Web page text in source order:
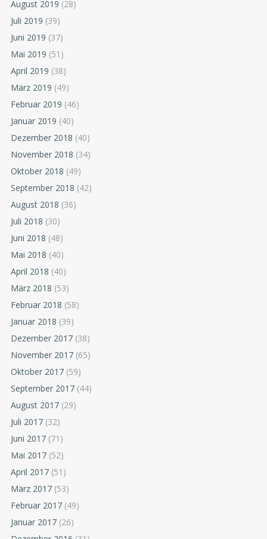
August 2019 (28)
Juli 2019 (39)
Juni 2019 (37)
Mai 2019 (51)
April 2019 (38)
März 2019 (49)
Februar 2019 (46)
Januar 2019 (40)
Dezember 2018 (40)
November 2018 (34)
Oktober 2018 (49)
September 2018 (42)
August 2018 (36)
Juli 2018 (30)
Juni 2018 (48)
Mai 2018 (40)
April 2018 (40)
März 2018 (53)
Februar 2018 (58)
Januar 2018 (39)
Dezember 2017 (38)
November 2017 (65)
Oktober 2017 (59)
September 2017 (44)
August 2017 (29)
Juli 2017 (32)
Juni 2017 (71)
Mai 2017 (52)
April 2017 (51)
März 2017 (53)
Februar 2017 (49)
Januar 2017 (26)